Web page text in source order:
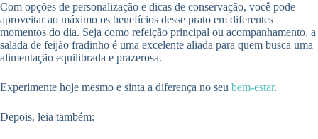
Com opções de personalização e dicas de conservação, você pode
aproveitar ao máximo os benefícios desse prato em diferentes
momentos do dia. Seja como refeição principal ou acompanhamento, a
salada de feijão fradinho é uma excelente aliada para quem busca uma
alimentação equilibrada e prazerosa.
Experimente hoje mesmo e sinta a diferença no seu bem-estar.
Depois, leia também: